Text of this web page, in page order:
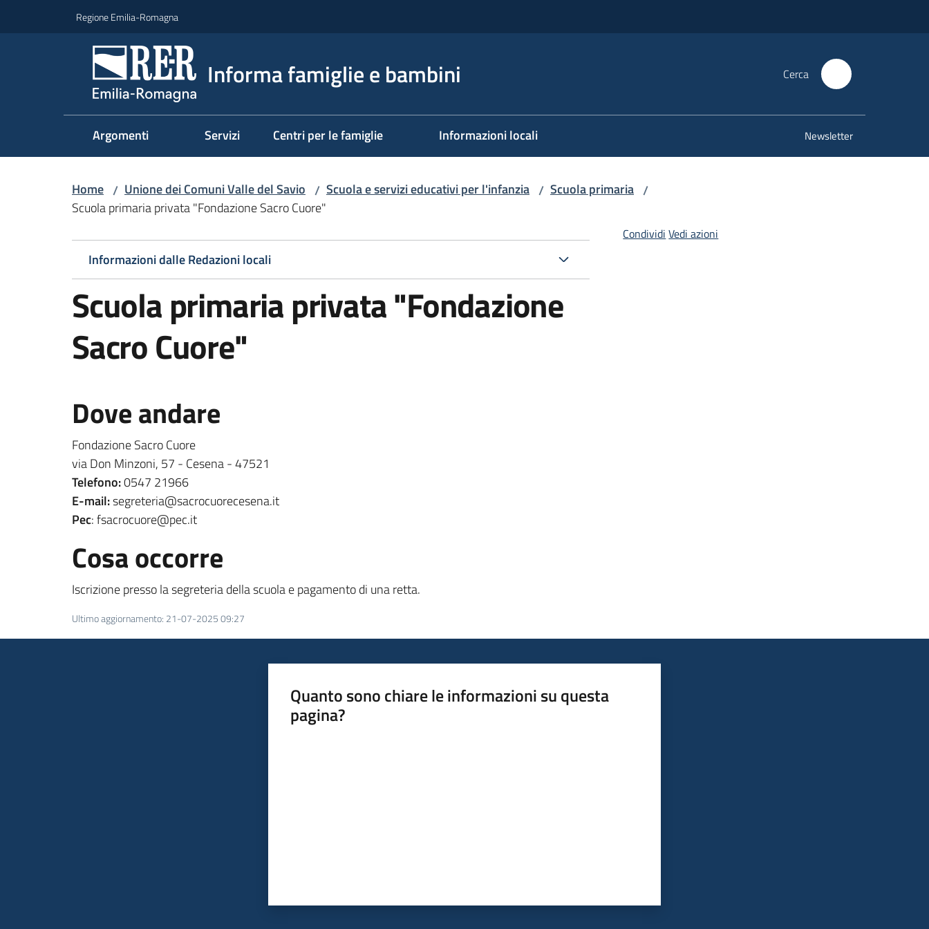
Regione Emilia-Romagna
Informa famiglie e bambini Cerca
Argomenti Servizi Centri per le famiglie Informazioni locali Newsletter
Home / Unione dei Comuni Valle del Savio / Scuola e servizi educativi per l'infanzia / Scuola primaria /
Scuola primaria privata "Fondazione Sacro Cuore"
Informazioni dalle Redazioni locali
Scuola primaria privata "Fondazione
Sacro Cuore"
Condividi Vedi azioni
Dove andare
Fondazione Sacro Cuore
via Don Minzoni, 57 - Cesena - 47521
Telefono:0547 21966
E-mail:segreteria@sacrocuorecesena.it
Pec: fsacrocuore@pec.it
Cosa occorre
Iscrizione presso la segreteria della scuola e pagamento di una retta.
Ultimo aggiornamento: 21-07-2025 09:27
Quanto sono chiare le informazioni su questa
pagina?